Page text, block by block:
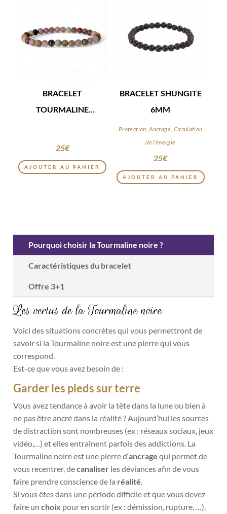
BRACELET
TOURMALINE
25€
AJOUTER AU PANIER
BRACELET SHUNGITE
6MM
Protection, Ancrage, Circulation
de l’énergie
25€
AJOUTER AU PANIER
Pourquoi choisir la Tourmaline noire ?
Caractéristiques du bracelet
Offre 3+1
Les vertus de la Tourmaline noire
Voici des situations concrètes qui vous permettront de
savoir si la Tourmaline noire est une pierre qui vous
correspond.
Est-ce que vous avez besoin de :
Garder les pieds sur terre
Vous avez tendance à avoir la tête dans la lune ou bien à
ne pas être ancré dans la réalité ? Aujourd’hui les sources
de distraction sont nombreuses (ex : réseaux sociaux, jeux
vidéo,…) et elles entraînent parfois des addictions. La
Tourmaline noire est une pierre d‘ancrage qui permet de
vous recentrer, decanaliser les déviances afin de vous
faire prendre conscience de la réalité.
Si vous êtes dans une période difficile et que vous devez
faire unchoix pour en sortir (ex : démission, rupture, …),